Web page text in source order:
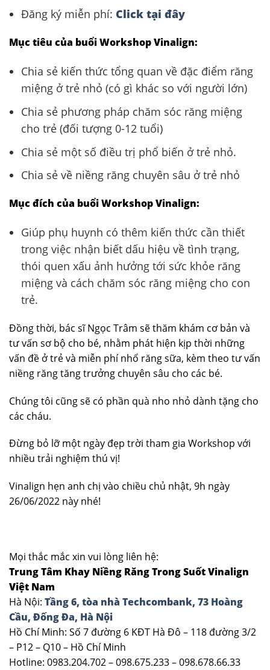
Đăng ký miễn phí: Click tại đây
Mục tiêu của buổi Workshop Vinalign:
Chia sẻ kiến thức tổng quan về đặc điểm răng
miệng ở trẻ nhỏ (có gì khác so với người lớn)
Chia sẻ phương pháp chăm sóc răng miệng
cho trẻ (đối tượng 0-12 tuổi)
Chia sẻ một số điều trị phổ biến ở trẻ nhỏ.
Chia sẻ về niềng răng chuyên sâu ở trẻ nhỏ
Mục đích của buổi Workshop Vinalign:
Giúp phụ huynh có thêm kiến thức cần thiết
trong việc nhận biết dấu hiệu về tình trạng,
thói quen xấu ảnh hưởng tới sức khỏe răng
miệng và cách chăm sóc răng miệng cho con
trẻ.
Đồng thời, bác sĩ Ngọc Trâm sẽ thăm khám cơ bản và
tư vấn sơ bộ cho bé, nhằm phát hiện kịp thời những
vấn đề ở trẻ và miễn phí nhổ răng sữa, kèm theo tư vấn
niềng răng tăng trưởng chuyên sâu cho các bé.
Chúng tôi cũng sẽ có phần quà nho nhỏ dành tặng cho
các cháu.
Đừng bỏ lỡ một ngày đẹp trời tham gia Workshop với
nhiều trải nghiệm thú vị!
Vinalign hẹn anh chị vào chiều chủ nhật, 9h ngày
26/06/2022 này nhé!
Mọi thắc mắc xin vui lòng liên hệ:
Trung Tâm Khay Niềng Răng Trong Suốt Vinalign
Việt Nam
Hà Nội: Tầng 6, tòa nhà Techcombank, 73 Hoàng
Cầu, Đống Đa, Hà Nội
Hồ Chí Minh: Số 7 đường 6 KĐT Hà Đô – 118 đường 3/2
– P12 – Q10 – Hồ Chí Minh
Hotline: 0983.204.702 – 098.675.233 – 098.678.66.33